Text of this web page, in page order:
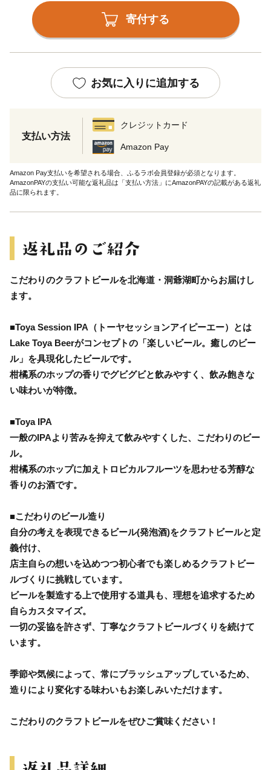
寄付する
お気に入りに追加する
支払い方法
クレジットカード
Amazon Pay
Amazon Pay支払いを希望される場合、ふるラボ会員登録が必須となります。
AmazonPAYの支払い可能な返礼品は「支払い方法」にAmazonPAYの記載がある返礼
品に限られます。
こだわりのクラフトビールを北海道・洞爺湖町からお届けし
ます。
■Toya Session IPA（トーヤセッションアイピーエー）とは
Lake Toya Beerがコンセプトの「楽しいビール。癒しのビー
ル」を具現化したビールです。
柑橘系のホップの香りでグビグビと飲みやすく、飲み飽きな
い味わいが特徴。
■Toya IPA
一般のIPAより苦みを抑えて飲みやすくした、こだわりのビー
ル。
柑橘系のホップに加えトロピカルフルーツを思わせる芳醇な
香りのお酒です。
■こだわりのビール造り
自分の考えを表現できるビール(発泡酒)をクラフトビールと定
義付け、
店主自らの想いを込めつつ初心者でも楽しめるクラフトビー
ルづくりに挑戦しています。
ビールを製造する上で使用する道具も、理想を追求するため
自らカスタマイズ。
一切の妥協を許さず、丁寧なクラフトビールづくりを続けて
います。
季節や気候によって、常にブラッシュアップしているため、
造りにより変化する味わいもお楽しみいただけます。
こだわりのクラフトビールをぜひご賞味ください！